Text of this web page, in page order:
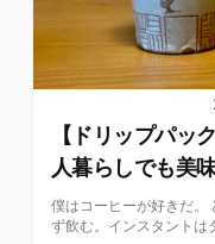
【ドリップパッ
人暮らしでも美
僕はコーヒーが好きだ。
ず飲む。インスタントは